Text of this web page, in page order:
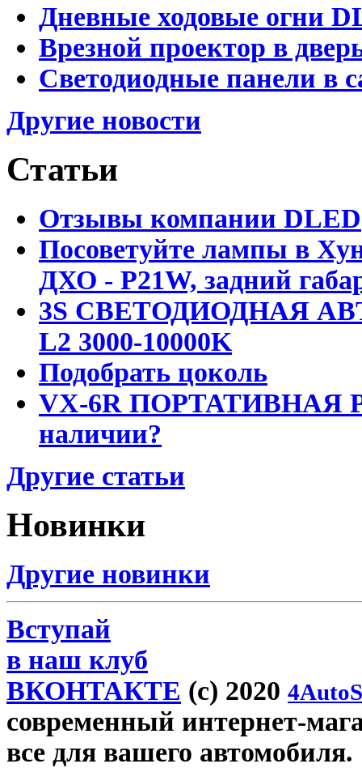
Дневные ходовые огни
Врезной проектор в
Светодиодные панели в
Другие новости
Статьи
Отзывы компании DLED
Посоветуйте лампы в
ДХО - P21W, задний
3S СВЕТОДИОДНАЯ
L2 3000-10000K
Подобрать цоколь
VX-6R ПОРТАТИВНАЯ
наличии?
Другие статьи
Новинки
Другие новинки
Вступай
в наш клуб
ВКОНТАКТЕ (c) 2020
современный интернет-
все для вашего автомобиля.